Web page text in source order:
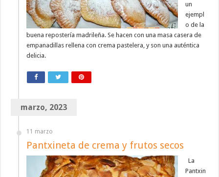
un
ejempl
o de la
buena repostería madrileña. Se hacen con una masa casera de
empanadillas rellena con crema pastelera, y son una auténtica
delicia.
marzo, 2023
11 marzo
Pantxineta de crema y frutos secos
La
Pantxin